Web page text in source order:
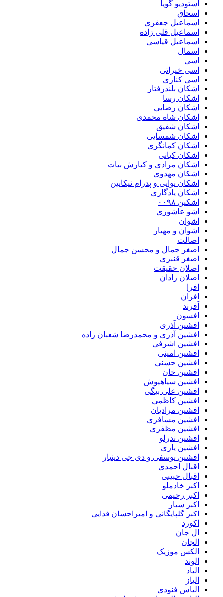
استودیو گویا
اسحاق
اسماعیل جعفری
اسماعیل قلی زاده
اسماعیل قیاسی
اسمال
اسی
اسی خیراتی
اسی کناری
اشکان بلندرفتار
اشکان رسا
اشکان رضایی
اشکان شاه محمدی
اشکان شفیق
اشکان شمسایی
اشکان‌ کمانگری
اشکان کیانی
اشکان مرادی و کیارش بیات
اشکان مهدوی
اشکان نوایی و پدرام نیکایین
اشکان یادگاری
اشکین ۰۰۹۸
اشو عاشوری
اشوان
اشوان و مهیار
اصالت
اصغر جمال و محسن جمال
اصغر قنبری
اصلان حقیقت
اصلان رادان
افرا
افران
اَفرند
افسون
افشین آذری
افشین آذری و محمدرضا شعبان زاده
افشین اشرفی
افشین امینی
افشین حسنی
افشین خان
افشین سیاهپوش
افشین علی بیگی
افشین کاظمی
افشین مرادیان
افشین مسافری
افشین مظفری
افشین ندرلو
افشین یاری
افشین یوسفی و دی جی دینیار
اقبال احمدی
اقبال حبیبی
اکبر خادملو
اکبر رحیمی
اکبر سیار
اکبر گلپایگانی و امیراحسان فدایی
اکورد
ال جان
الجان
الکس موزیک
الوند
الیاد
الیاز
الیاس فنودی